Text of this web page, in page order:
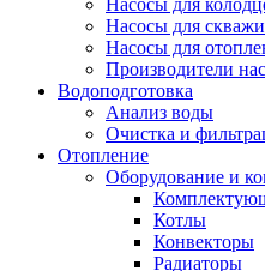
Насосы для
Насосы для
Насосы для
Производители
Водоподготовка
Анализ воды
Очистка и
Отопление
Оборудование и
Котлы
Конвекторы
Радиаторы